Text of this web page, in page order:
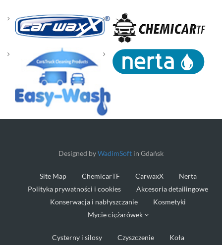
Designed byWadimSoft in Gdańsk
Site Map ChemicarTF CarwaxX
Nerta
Polityka prywatności i cookies
Akcesoria detailingowe
Konserwacja i nabłyszczanie
Kosmetyki
Mycie ciężarówek
Cysterny i silosy Czyszczenie Koła